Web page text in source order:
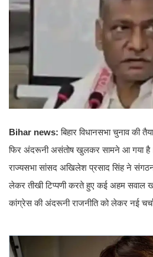
Bihar news:बिहार विधानसभा चुनाव की
फिर अंदरूनी असंतोष खुलकर सामने आ गया है।
राज्यसभा सांसद अखिलेश प्रसाद सिंह ने
लेकर तीखी टिप्पणी करते हुए कई अहम सवाल
कांग्रेस की अंदरूनी राजनीति को लेकर नई